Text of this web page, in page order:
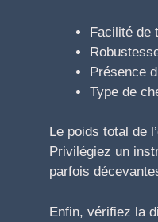
Facilité de
Présence
Type de
Le poids total de
Privilégiez un
parfois
Enfin, vérifiez la